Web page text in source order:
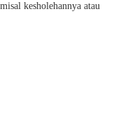
kesholehannya atau